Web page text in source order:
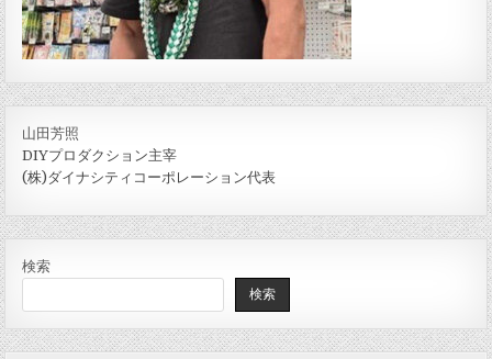
山田芳照
DIYプロダクション主宰
(株)ダイナシティコーポレーション代表
検索
検索